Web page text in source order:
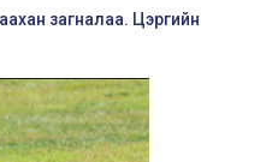
загналаа. Цэргийн